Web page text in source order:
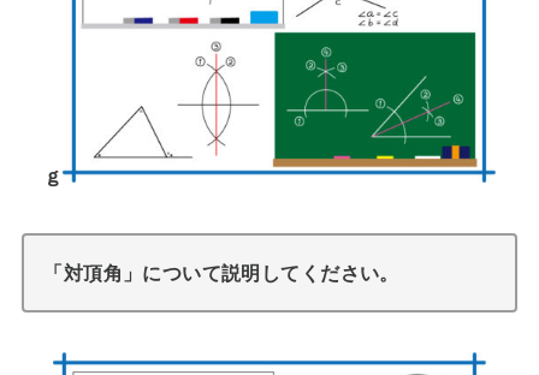
ｇ
「対頂角」について説明してください。